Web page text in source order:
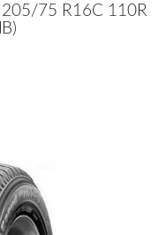
205/75 R16C 110R